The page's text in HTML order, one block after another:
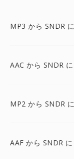
MP3 から SNDR に
AAC から SNDR に
MP2 から SNDR に
AAF から SNDR に